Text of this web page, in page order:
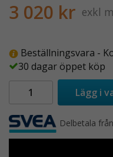
3 020 kr exkl
Beställningsvara -
30 dagar öppet köp
Lägg i
Delbetala